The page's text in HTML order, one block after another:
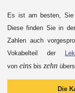
Es ist am besten,
Diese finden Sie in
Zahlen auch
Vokabelteil der
von einsbis zehn
Die